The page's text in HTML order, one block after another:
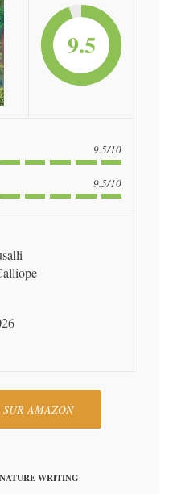
9.5
9.5/10
9.5/10
AMAZON
NATURE WRITING